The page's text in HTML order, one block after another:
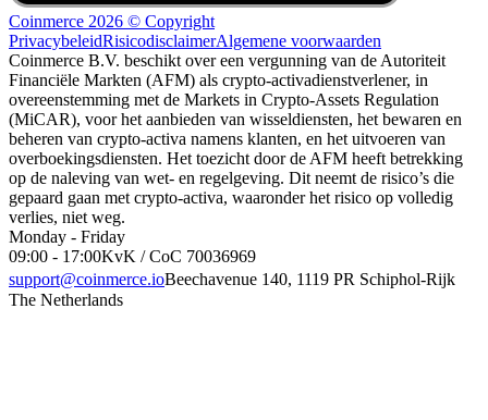
Coinmerce 2026 © Copyright
PrivacybeleidRisicodisclaimerAlgemene voorwaarden
Coinmerce B.V. beschikt over een vergunning van de Autoriteit
Financiële Markten (AFM) als crypto-activadienstverlener, in
overeenstemming met de Markets in Crypto-Assets Regulation
(MiCAR), voor het aanbieden van wisseldiensten, het bewaren en
beheren van crypto-activa namens klanten, en het uitvoeren van
overboekingsdiensten. Het toezicht door de AFM heeft betrekking
op de naleving van wet- en regelgeving. Dit neemt de risico’s die
gepaard gaan met crypto-activa, waaronder het risico op volledig
verlies, niet weg.
Monday - Friday
09:00 - 17:00KvK / CoC 70036969
support@coinmerce.ioBeechavenue 140, 1119 PR Schiphol-Rijk
The Netherlands